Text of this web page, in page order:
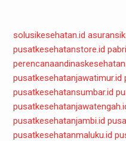
solusikesehatan.id
pusatkesehatanstore.id
pusatkesehatanjawatimur.id
pusatkesehatansumbar.id
pusatkesehatanjambi.id
pusatkesehatanmaluku.id